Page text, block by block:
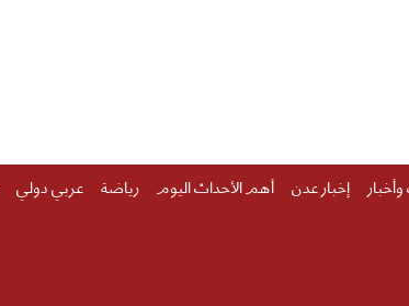
إخبار عدن أهم الأحداث اليوم رياضة عربي دولي